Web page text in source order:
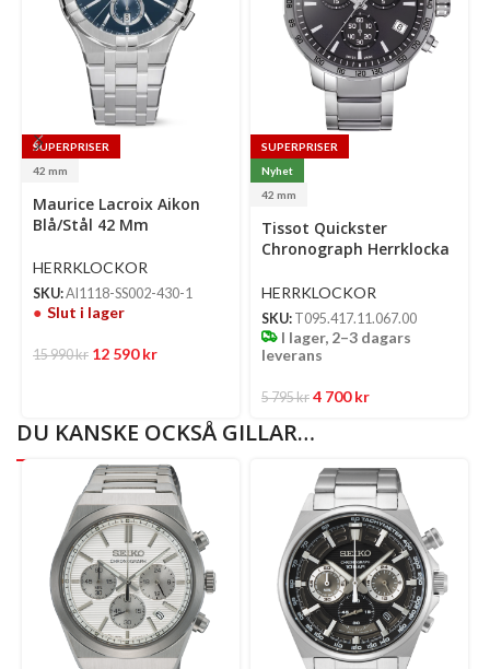
SUPERPRISER
42 mm
Maurice Lacroix Aikon
Blå/Stål 42 Mm
HERRKLOCKOR
SKU:AI1118-SS002-430-1
Slut i lager
15 990kr 12 590kr
SUPERPRISER
Nyhet
42 mm
options
Tissot Quickster
Chronograph Herrklocka
Anthracite Urtavla Med
Silverfärgad Boett Och
Länk
HERRKLOCKOR
SKU: T095.417.11.067.00
I lager, 2–3 dagars
leverans
5 795kr 4 700kr
DU KANSKE OCKSÅ GILLAR…